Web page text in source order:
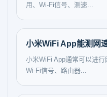
用、Wi-Fi信号、测速...
小米WiFi App能测网
小米WiFi App通常可以进行
Wi-Fi信号、路由器...